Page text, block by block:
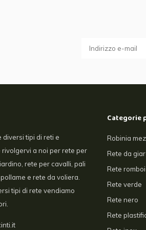
diversi tipi di reti e
rivolgervi a noi per rete per
rete per cavalli, pali
e rete da voliera.
tipi di rete vendiamo
Categorie
Robinia
Rete da
Rete
Rete verde
Rete nero
Rete